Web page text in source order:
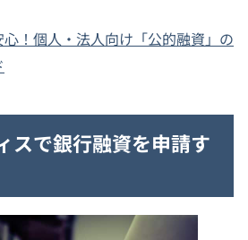
！個人・法人向け「公的融資」の
スで銀行融資を申請す